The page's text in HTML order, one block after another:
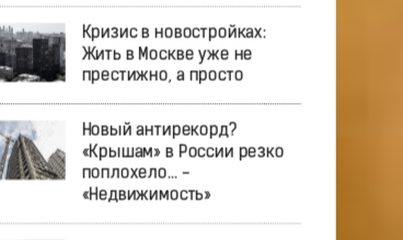
Кризис в новостройках:
Жить в Москве уже не
престижно, а просто
Новый антирекорд?
«Крышам» в России резко
поплохело… -
«Недвижимость»